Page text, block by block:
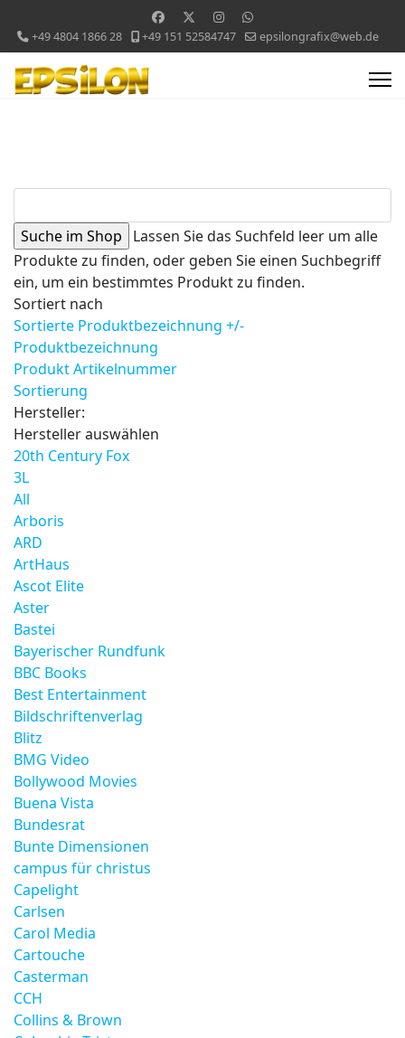
+49 4804 1866 28 +49 151 52584747 epsilongrafix@web.de
Lassen Sie das Suchfeld leer um alle
Produkte zu finden, oder geben Sie einen Suchbegriff
ein, um ein bestimmtes Produkt zu finden.
Sortiert nach
Sortierte Produktbezeichnung +/-
Produktbezeichnung
Produkt Artikelnummer
Sortierung
Hersteller:
Hersteller auswählen
20th Century Fox
3L
All
Arboris
ARD
ArtHaus
Ascot Elite
Aster
Bastei
Bayerischer Rundfunk
BBC Books
Best Entertainment
Bildschriftenverlag
Blitz
BMG Video
Bollywood Movies
Buena Vista
Bundesrat
Bunte Dimensionen
campus für christus
Capelight
Carlsen
Carol Media
Cartouche
Casterman
CCH
Collins & Brown